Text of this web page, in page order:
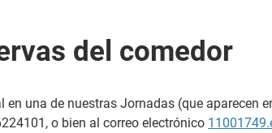
del comedor
una de nuestras Jornadas (que aparecen
o bien al correo electrónico